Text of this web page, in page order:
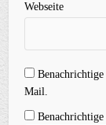
Webseite
Mail.